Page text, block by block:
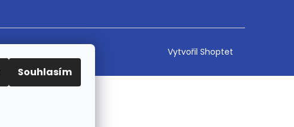
Souhlasím
Vytvořil Shoptet